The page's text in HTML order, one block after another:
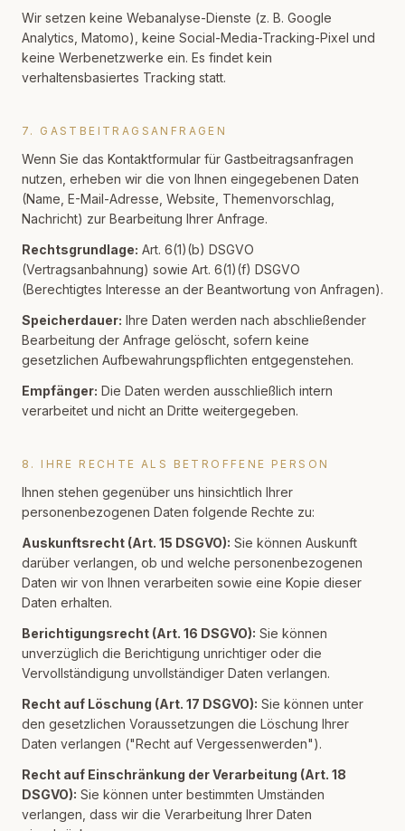
Wir setzen keine Webanalyse-Dienste (z. B. Google
Analytics, Matomo), keine Social-Media-Tracking-Pixel und
keine Werbenetzwerke ein. Es findet kein
verhaltensbasiertes Tracking statt.
7. GASTBEITRAGSANFRAGEN
Wenn Sie das Kontaktformular für Gastbeitragsanfragen
nutzen, erheben wir die von Ihnen eingegebenen Daten
(Name, E-Mail-Adresse, Website, Themenvorschlag,
Nachricht) zur Bearbeitung Ihrer Anfrage.
Rechtsgrundlage: Art. 6(1)(b) DSGVO
(Vertragsanbahnung) sowie Art. 6(1)(f) DSGVO
(Berechtigtes Interesse an der Beantwortung von Anfragen).
Speicherdauer: Ihre Daten werden nach abschließender
Bearbeitung der Anfrage gelöscht, sofern keine
gesetzlichen Aufbewahrungspflichten entgegenstehen.
Empfänger: Die Daten werden ausschließlich intern
verarbeitet und nicht an Dritte weitergegeben.
8. IHRE RECHTE ALS BETROFFENE PERSON
Ihnen stehen gegenüber uns hinsichtlich Ihrer
personenbezogenen Daten folgende Rechte zu:
Auskunftsrecht (Art. 15 DSGVO): Sie können Auskunft
darüber verlangen, ob und welche personenbezogenen
Daten wir von Ihnen verarbeiten sowie eine Kopie dieser
Daten erhalten.
Berichtigungsrecht (Art. 16 DSGVO): Sie können
unverzüglich die Berichtigung unrichtiger oder die
Vervollständigung unvollständiger Daten verlangen.
Recht auf Löschung (Art. 17 DSGVO): Sie können unter
den gesetzlichen Voraussetzungen die Löschung Ihrer
Daten verlangen ("Recht auf Vergessenwerden").
Recht auf Einschränkung der Verarbeitung (Art. 18
DSGVO): Sie können unter bestimmten Umständen
verlangen, dass wir die Verarbeitung Ihrer Daten